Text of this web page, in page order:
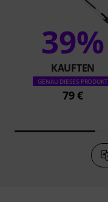
39%
KAUFTEN
GENAU DIESES PRODUKT
79 €